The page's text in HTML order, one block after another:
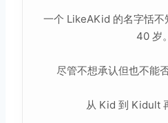
一个 LikeAKid 的名字恬不
40 岁。
尽管不想承认但也不能
从 Kid 到 Kidult